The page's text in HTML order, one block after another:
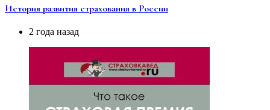
История развития страхования в России
2 года назад